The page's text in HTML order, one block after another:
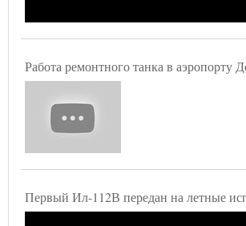
Работа ремонтного танка в аэропорту
Первый Ил-112В передан на летные